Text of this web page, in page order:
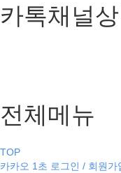
카톡채널
전체메뉴
TOP
카카오 1초 로그인 / 회원가